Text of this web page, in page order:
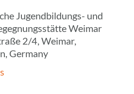
Jugendbildungs- und
Weimar
2/4, Weimar,
Germany